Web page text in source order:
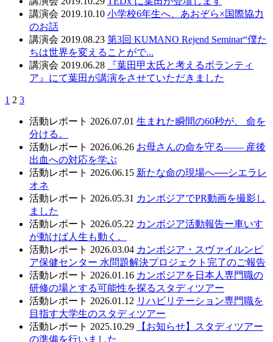
講演会 2019.10.10 小学校6年生へ、あおぞら×国際協力
のお話
講演会 2019.08.23 第3回 KUMANO Rejend Seminar“僕た
ちは世界を変えることがで...
講演会 2019.06.28
『葉田甲太氏と考えるボランティ
ア』にて葉田が講演をさせていただきました
1 2 3
活動レポート 2026.07.01 生まれた瞬間の60秒が、 命を
分ける。
活動レポート 2026.06.26 お母さんの命を守る—— 産後
出血への対応を学ぶ
活動レポート 2026.06.15 新たな命の現場へ──シエラレ
オネ
活動レポート 2026.05.31 カンボジアでPR動画を撮影し
ました
活動レポート 2026.05.22 カンボジア活動報告ー車いす
が動けば人生も動く。
活動レポート 2026.03.04 カンボジア・スヴァイルンピ
ア保健センター 水問題解決プロジェクト完了のご報告
活動レポート 2026.01.16 カンボジアを日本人専門職の
研修の場とする可能性を探るスタディツアー
活動レポート 2026.01.12 リハビリテーション専門職を
目指す大学生のスタディツアー
活動レポート 2025.10.29
【お知らせ】スタディツアー
の準備を行いました